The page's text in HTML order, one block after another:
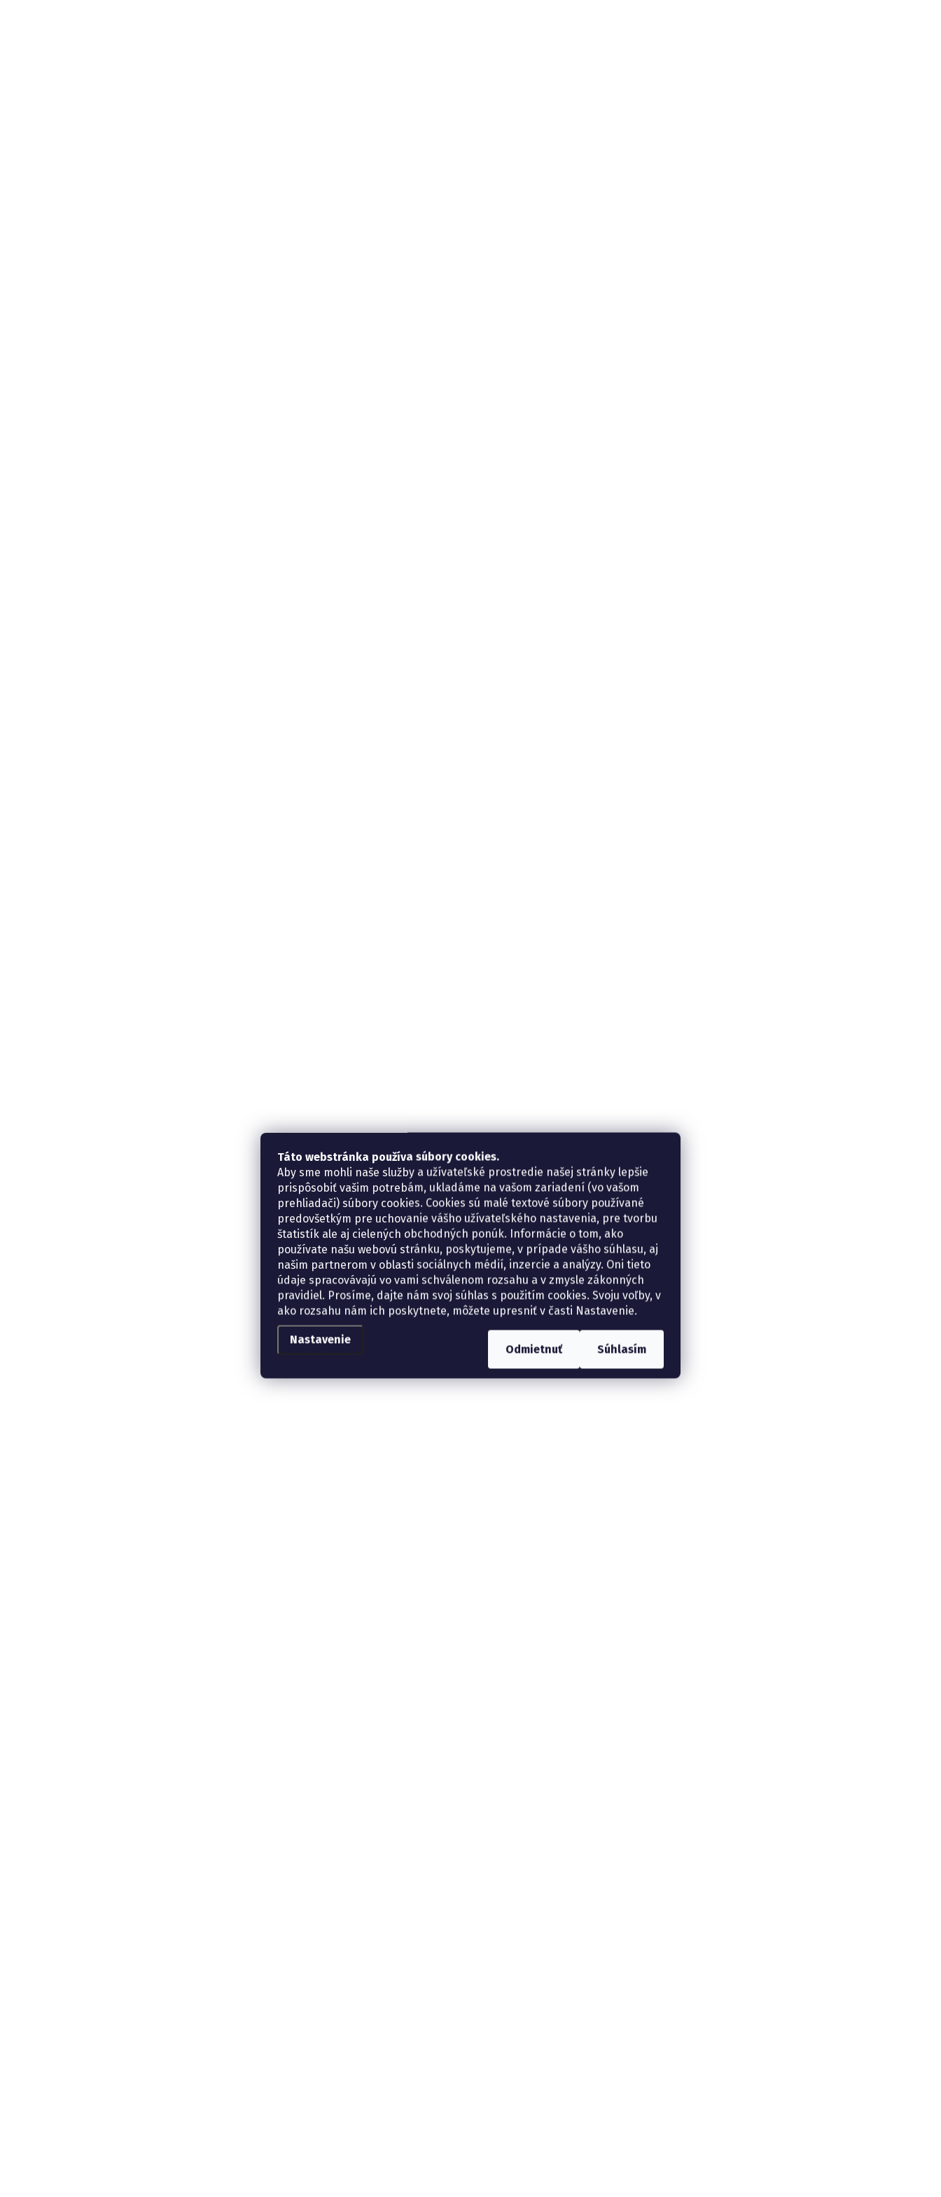
Táto webstránka používa súbory cookies.
Aby sme mohli naše služby a užívateľské prostredie našej stránky lepšie
prispôsobiť vašim potrebám, ukladáme na vašom zariadení (vo vašom
prehliadači) súbory cookies. Cookies sú malé textové súbory používané
predovšetkým pre uchovanie vášho užívateľského nastavenia, pre tvorbu
štatistík ale aj cielených obchodných ponúk. Informácie o tom, ako
používate našu webovú stránku, poskytujeme, v prípade vášho súhlasu, aj
našim partnerom v oblasti sociálnych médií, inzercie a analýzy. Oni tieto
údaje spracovávajú vo vami schválenom rozsahu a v zmysle zákonných
pravidiel. Prosíme, dajte nám svoj súhlas s použitím cookies. Svoju voľby, v
ako rozsahu nám ich poskytnete, môžete upresniť v časti Nastavenie.
Nastavenie
Odmietnuť Súhlasím